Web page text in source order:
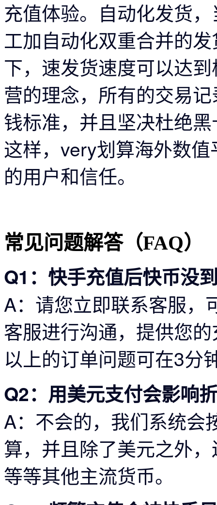
充值体验。自动化发货
工加自动化双重合并的
下，速发货速度可以达
营的理念，所有的交易
钱标准，并且坚决杜绝
这样， very划算海外数
的用户和信任。
常见问题解答（FAQ）
Q1：快手充值后快币没
A： 请您立即联系客服，
客服进行沟通，提供您
以上的订单问题可在3分
Q2：用美元支付会影响
A： 不会的，我们系统会
算，并且除了美元之外
等等其他主流货币。